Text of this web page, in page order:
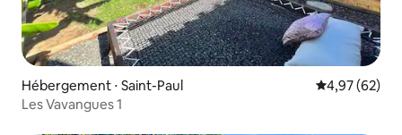
Hébergement ⋅ Saint-Paul Évaluation
4,97 (62)
Les Vavangues 1